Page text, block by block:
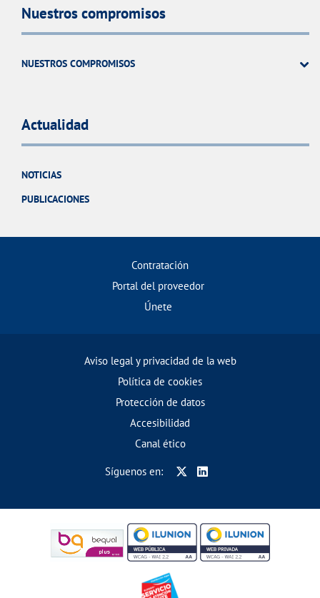
Nuestros compromisos
NUESTROS COMPROMISOS
Actualidad
NOTICIAS
PUBLICACIONES
Contratación
Portal del proveedor
Únete
Aviso legal y privacidad de la web
Política de cookies
Protección de datos
Accesibilidad
Canal ético
Síguenos en: